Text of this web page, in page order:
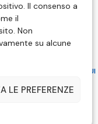
Il consenso a
il
Non
su alcune
LE PREFERENZE
DEL PLURALISMO, DI CUI